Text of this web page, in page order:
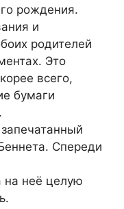
рождения.
и
родителей
Это
всего,
бумаги
Спереди
на неё целую